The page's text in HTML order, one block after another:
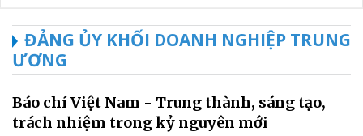
ĐẢNG ỦY KHỐI DOANH NGHIỆP TRUNG
ƯƠNG
Báo chí Việt Nam - Trung thành, sáng tạo,
trách nhiệm trong kỷ nguyên mới